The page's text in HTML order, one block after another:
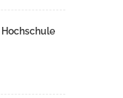
Hochschule